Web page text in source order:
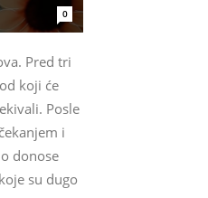
0
Pred tri
koji će
Posle
i
donose
su dugo